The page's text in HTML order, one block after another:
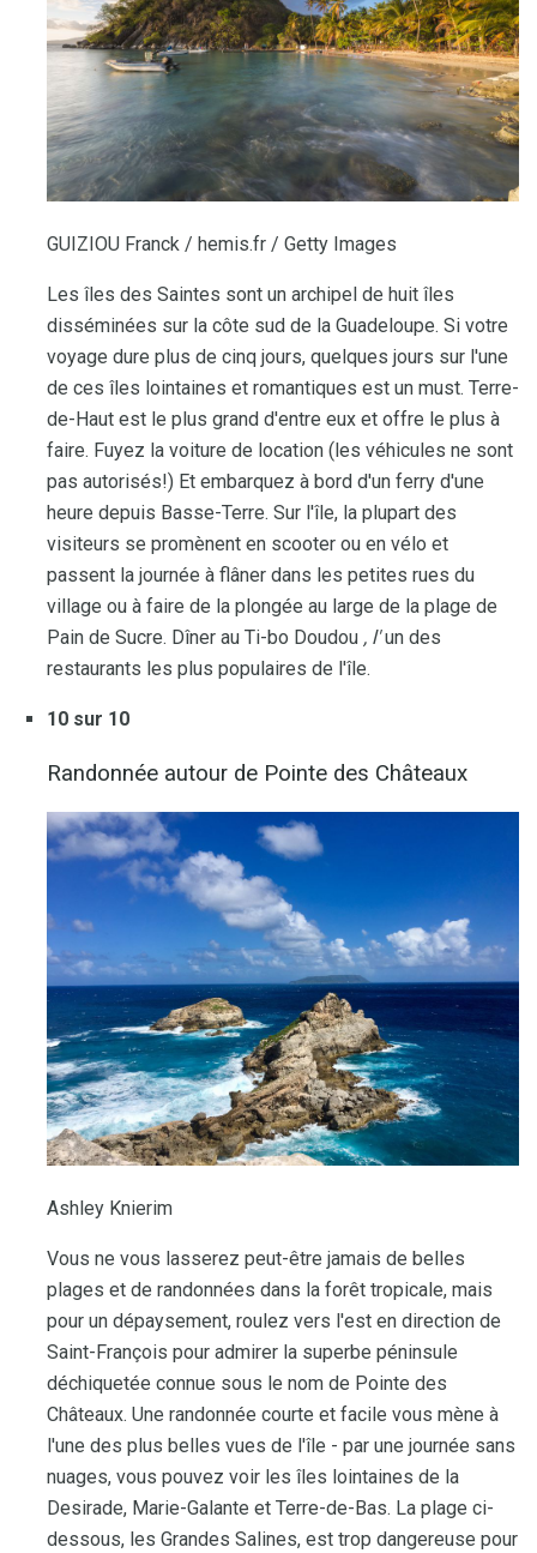
GUIZIOU Franck / hemis.fr / Getty Images
Les îles des Saintes sont un archipel de huit îles
disséminées sur la côte sud de la Guadeloupe. Si votre
voyage dure plus de cinq jours, quelques jours sur l'une
de ces îles lointaines et romantiques est un must. Terre-
de-Haut est le plus grand d'entre eux et offre le plus à
faire. Fuyez la voiture de location (les véhicules ne sont
pas autorisés!) Et embarquez à bord d'un ferry d'une
heure depuis Basse-Terre. Sur l'île, la plupart des
visiteurs se promènent en scooter ou en vélo et
passent la journée à flâner dans les petites rues du
village ou à faire de la plongée au large de la plage de
Pain de Sucre. Dîner au Ti-bo Doudou , l'un des
restaurants les plus populaires de l'île.
10 sur 10
Randonnée autour de Pointe des Châteaux
Ashley Knierim
Vous ne vous lasserez peut-être jamais de belles
plages et de randonnées dans la forêt tropicale, mais
pour un dépaysement, roulez vers l'est en direction de
Saint-François pour admirer la superbe péninsule
déchiquetée connue sous le nom de Pointe des
Châteaux. Une randonnée courte et facile vous mène à
l'une des plus belles vues de l'île - par une journée sans
nuages, vous pouvez voir les îles lointaines de la
Desirade, Marie-Galante et Terre-de-Bas. La plage ci-
dessous, les Grandes Salines, est trop dangereuse pour